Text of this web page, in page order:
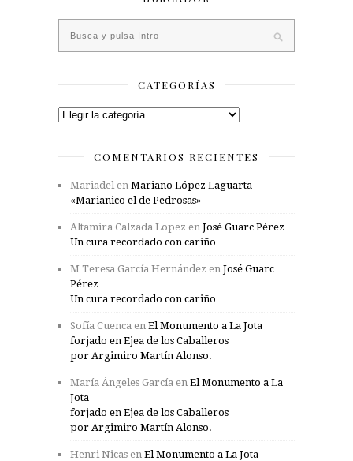
CATEGORÍAS
Categorías
COMENTARIOS RECIENTES
Mariadel en Mariano López Laguarta
«Marianico el de Pedrosas»
Altamira Calzada Lopez en José Guarc Pérez
Un cura recordado con cariño
M Teresa García Hernández en José Guarc
Pérez
Un cura recordado con cariño
Sofía Cuenca en El Monumento a La Jota
forjado en Ejea de los Caballeros
por Argimiro Martín Alonso.
María Ángeles García en El Monumento a La
Jota
forjado en Ejea de los Caballeros
por Argimiro Martín Alonso.
Henri Nicas en El Monumento a La Jota